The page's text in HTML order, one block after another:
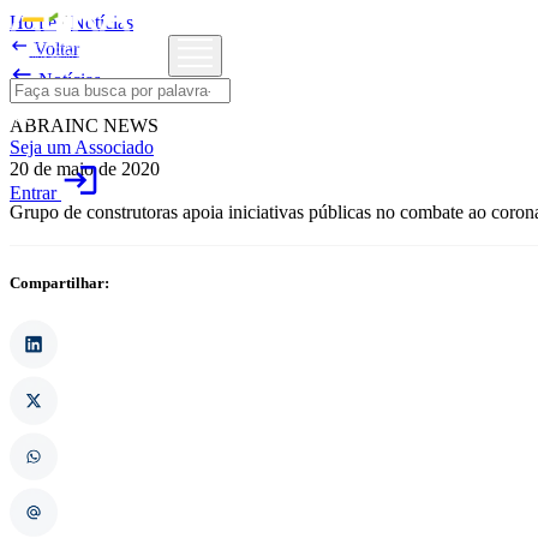
Seja um Associado
Entrarlogin
Home/Notícias
 Voltar
Notícias
ABRAINC NEWS
20 de maio de 2020
Grupo de construtoras apoia iniciativas públicas no combate ao
Compartilhar: